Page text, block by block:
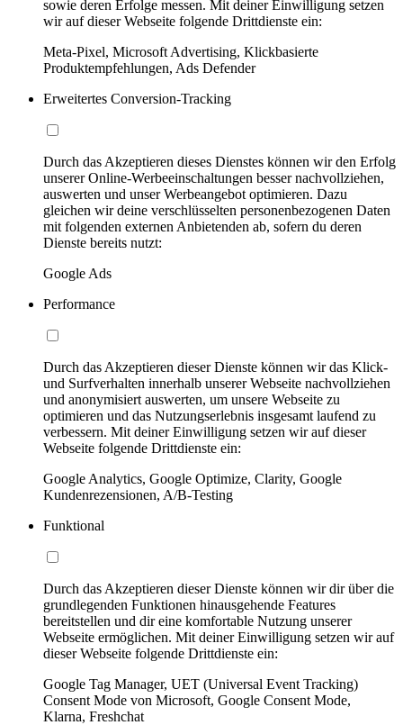
sowie deren Erfolge messen. Mit deiner Einwilligung setzen
wir auf dieser Webseite folgende Drittdienste ein:
Meta-Pixel, Microsoft Advertising, Klickbasierte
Produktempfehlungen, Ads Defender
Erweitertes Conversion-Tracking
Durch das Akzeptieren dieses Dienstes können wir den Erfolg
unserer Online-Werbeeinschaltungen besser nachvollziehen,
auswerten und unser Werbeangebot optimieren. Dazu
gleichen wir deine verschlüsselten personenbezogenen Daten
mit folgenden externen Anbietenden ab, sofern du deren
Dienste bereits nutzt:
Google Ads
Performance
Durch das Akzeptieren dieser Dienste können wir das Klick-
und Surfverhalten innerhalb unserer Webseite nachvollziehen
und anonymisiert auswerten, um unsere Webseite zu
optimieren und das Nutzungserlebnis insgesamt laufend zu
verbessern. Mit deiner Einwilligung setzen wir auf dieser
Webseite folgende Drittdienste ein:
Google Analytics, Google Optimize, Clarity, Google
Kundenrezensionen, A/B-Testing
Funktional
Durch das Akzeptieren dieser Dienste können wir dir über die
grundlegenden Funktionen hinausgehende Features
bereitstellen und dir eine komfortable Nutzung unserer
Webseite ermöglichen. Mit deiner Einwilligung setzen wir auf
dieser Webseite folgende Drittdienste ein:
Google Tag Manager, UET (Universal Event Tracking)
Consent Mode von Microsoft, Google Consent Mode,
Klarna, Freshchat